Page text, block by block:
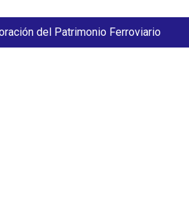
del Patrimonio Ferroviario